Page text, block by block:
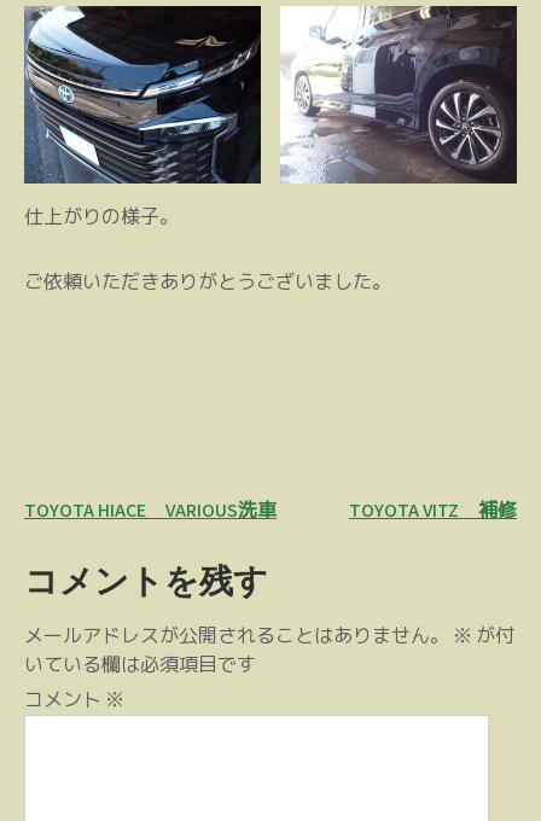
仕上がりの様子。
ご依頼いただきありがとうございました。
投
ナ
ビ
ゲ
ー
シ
TOYOTA HIACE VARIOUS洗車 TOYOTA VITZ 補修
コメントを残す
メールアドレスが公開されることはありません。 ※ が付
いている欄は必須項目です
コメント ※